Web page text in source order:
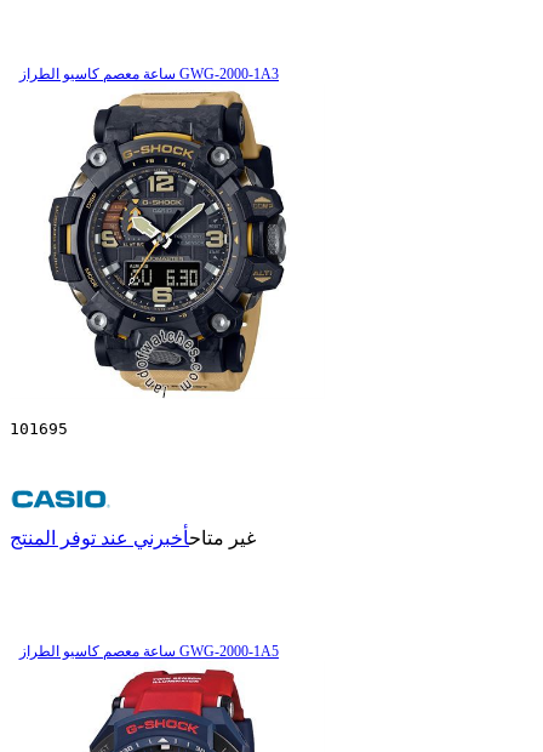
ساعة معصم کاسیو الطراز GWG-2000-1A3
101695
غير متاحأخبرني عند توفر المنتج
ساعة معصم کاسیو الطراز GWG-2000-1A5